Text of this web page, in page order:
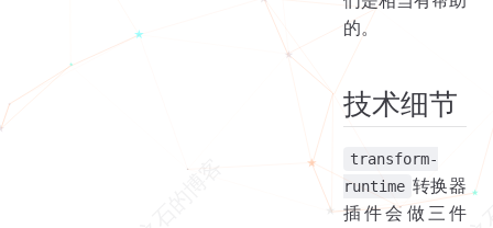
的。
技术细节
transform-
runtime 转换器
插件会做三件